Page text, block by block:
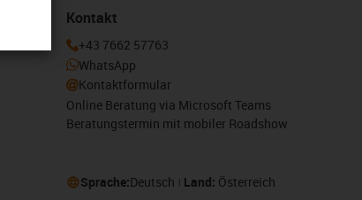
Kontakt
+43 7662 57763
WhatsApp
Kontaktformular
Online Beratung via Microsoft Teams
Beratungstermin mit mobiler Roadshow
Sprache:Deutsch Land: Österreich